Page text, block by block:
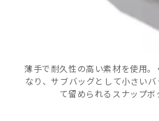
薄手で耐久性の高い素材を使用
なり、サブバッグとして小さい
て留められるスナップボ